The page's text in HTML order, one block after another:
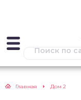
Главная Дом 2